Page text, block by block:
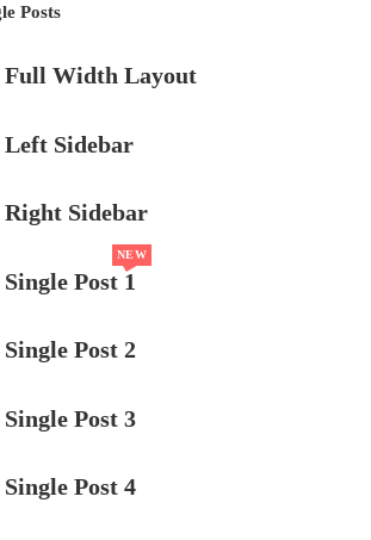
Posts
Full Width Layout
Left Sidebar
Right Sidebar
Single Post 1
NEW
Single Post 2
Single Post 3
Single Post 4